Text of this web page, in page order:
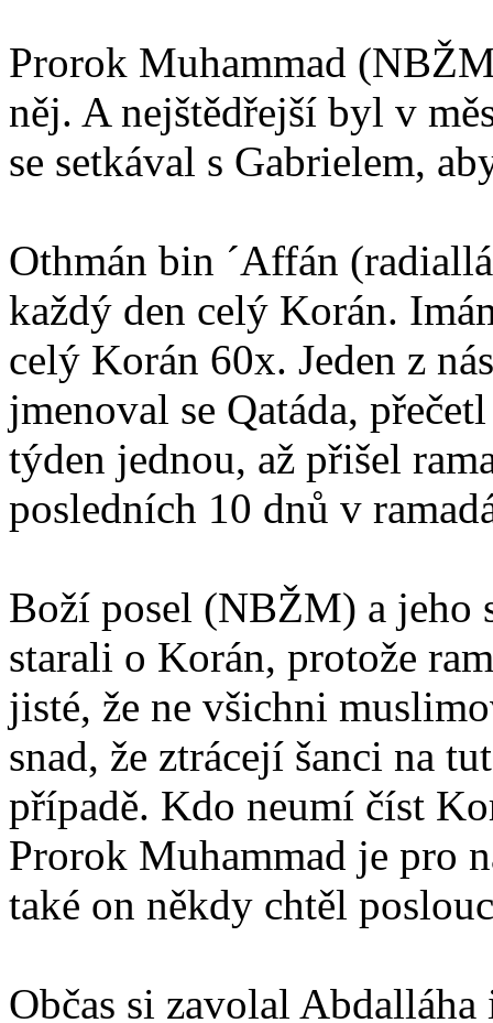
Prorok Muhammad
něj. A nejštědřejší byl v
se setkával s Gabrielem,
Othmán bin ´Affán
každý den celý Korán.
celý Korán 60x. Jeden z
jmenoval se Qatáda,
týden jednou, až přišel
posledních 10 dnů v
Boží posel (NBŽM) a jeho
starali o Korán, protože
jisté, že ne všichni
snad, že ztrácejí šanci na
případě. Kdo neumí číst
Prorok Muhammad je pro
také on někdy chtěl
Občas si zavolal